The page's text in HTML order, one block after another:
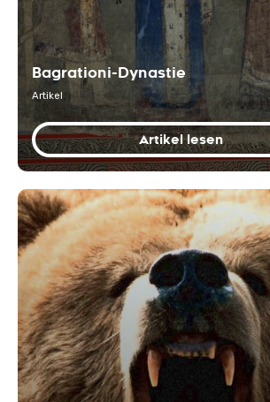
Bagrationi-Dynastie
Artikel
Artikel lesen